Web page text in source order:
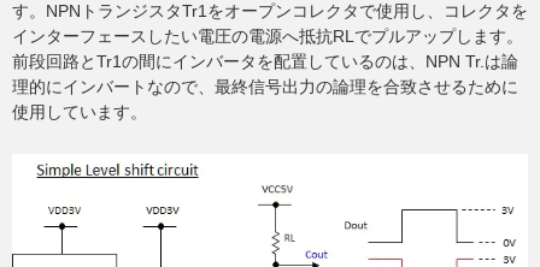
す。NPNトランジスタTr1をオープンコレクタで使用し、コレクタを
インターフェースしたい電圧の電源へ抵抗RLでプルアップします。
前段回路とTr1の間にインバータを配置しているのは、NPN Tr.は論
理的にインバートなので、最終信号出力の論理を合致させるために
使用しています。